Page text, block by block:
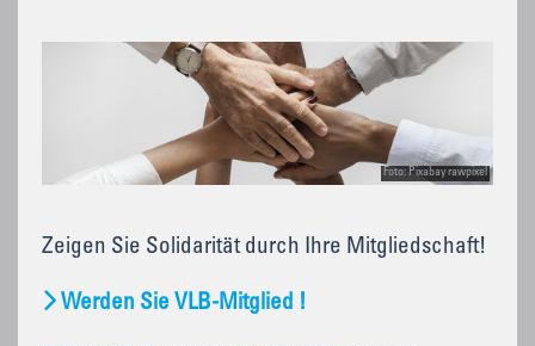
Foto: Pixabay rawpixel
Zeigen Sie Solidarität durch Ihre Mitgliedschaft!
Werden Sie VLB-Mitglied !